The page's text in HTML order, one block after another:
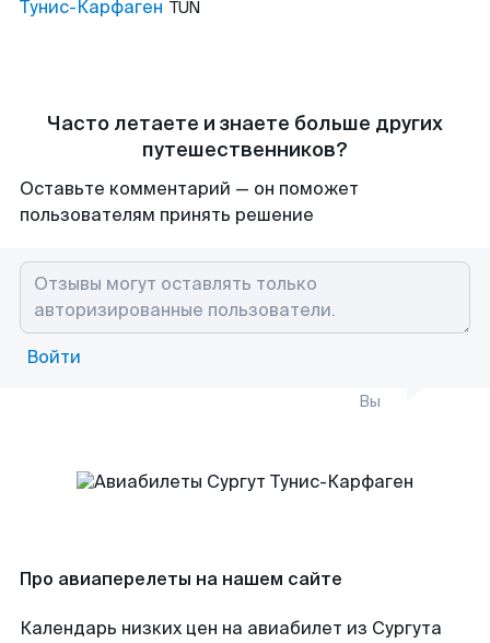
Тунис-Карфаген TUN
Часто летаете и знаете больше других
путешественников?
Оставьте комментарий — он поможет
пользователям принять решение
Войти
Вы
Про авиаперелеты на нашем сайте
Календарь низких цен на авиабилет из Сургута